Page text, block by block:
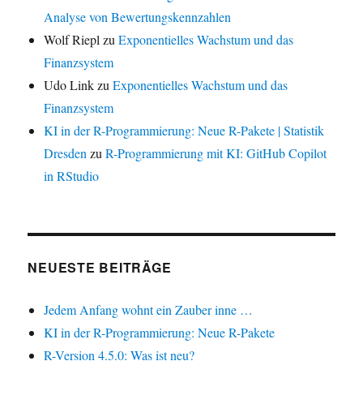
Analyse von Bewertungskennzahlen
Wolf RieplzuExponentielles Wachstum und das
Finanzsystem
Udo LinkzuExponentielles Wachstum und das
Finanzsystem
KI in der R-Programmierung: Neue R-Pakete | Statistik
DresdenzuR-Programmierung mit KI: GitHub Copilot
in RStudio
NEUESTE BEITRÄGE
Jedem Anfang wohnt ein Zauber inne …
KI in der R-Programmierung: Neue R-Pakete
R-Version 4.5.0: Was ist neu?